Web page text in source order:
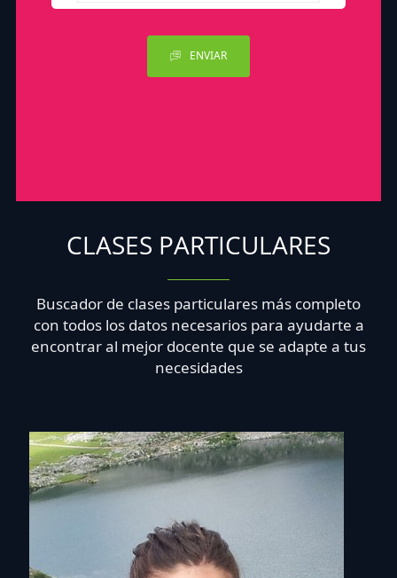
ENVIAR
CLASES PARTICULARES
Buscador de clases particulares más completo
con todos los datos necesarios para ayudarte a
encontrar al mejor docente que se adapte a tus
necesidades